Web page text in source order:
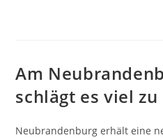
Am
schlägt es viel
Neubrandenburg erhält eine